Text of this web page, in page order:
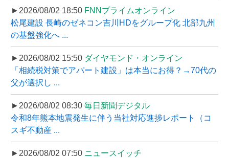
►2026/08/02 18:50 FNNプライムオンライン
松尾建設 長崎のゼネコン吉川HDをグループ化 北部九州
の基盤強化へ ...
►2026/08/02 15:50 ダイヤモンド・オンライン
「相続税対策でアパート建設」は本当にお得？→70代の
父が選択し ...
►2026/08/02 08:30 毎日新聞デジタル
令和8年熊本地震発生に伴う当社対応進捗レポート（コ
スギ不動産 ...
►2026/08/02 07:50 ニュースイッチ